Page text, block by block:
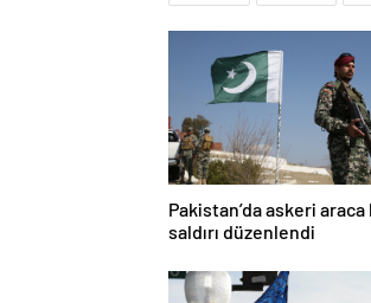
Pakistan’da askeri araca
saldırı düzenlendi